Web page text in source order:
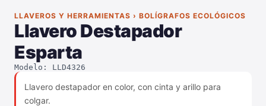
LLAVEROS Y HERRAMIENTAS › BOLÍGRAFOS ECOLÓGICOS
Llavero Destapador
Esparta
Modelo: LLD4326
Llavero destapador en color, con cinta y arillo para
colgar.